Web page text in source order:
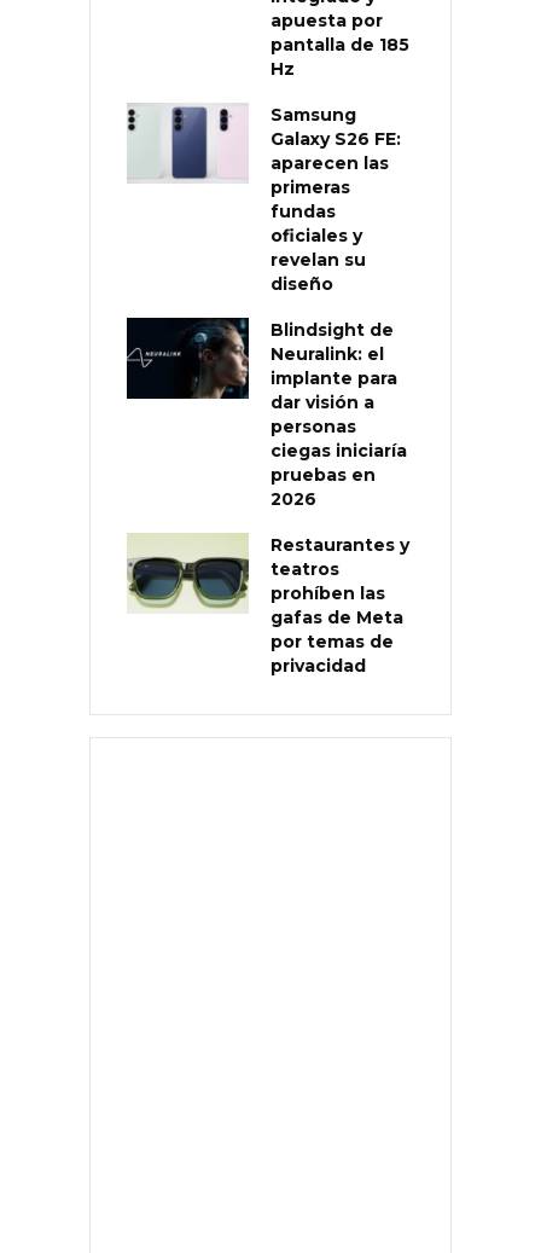
apuesta por
pantalla de 185
Hz
Samsung
Galaxy S26 FE:
aparecen las
primeras
fundas
oficiales y
revelan su
diseño
Blindsight de
Neuralink: el
implante para
dar visión a
personas
ciegas iniciaría
pruebas en
2026
Restaurantes y
teatros
prohíben las
gafas de Meta
por temas de
privacidad